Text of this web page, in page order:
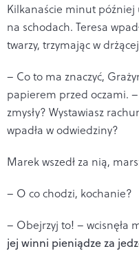
Kilkanaście minut później
na schodach. Teresa
twarzy, trzymając w
– Co to ma znaczyć,
papierem przed oczami. –
zmysły? Wystawiasz
wpadła w odwiedziny?
Marek wszedł za nią,
– O co chodzi, kochanie?
– Obejrzyj to! – wcisnęła
jej winni pieniądze za